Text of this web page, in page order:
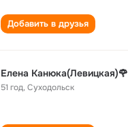
Добавить в друзья
Елена Канюка(Левицкая)🌹
51 год,Суходольск